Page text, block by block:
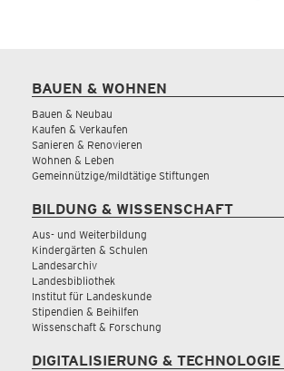
BAUEN & WOHNEN
Bauen & Neubau
Kaufen & Verkaufen
Sanieren & Renovieren
Wohnen & Leben
Gemeinnützige/mildtätige Stiftungen
BILDUNG & WISSENSCHAFT
Aus- und Weiterbildung
Kindergärten & Schulen
Landesarchiv
Landesbibliothek
Institut für Landeskunde
Stipendien & Beihilfen
Wissenschaft & Forschung
DIGITALISIERUNG & TECHNOLOGIE